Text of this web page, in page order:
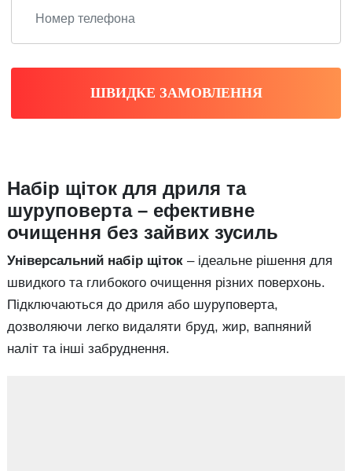
ШВИДКЕ ЗАМОВЛЕННЯ
Набір щіток для дриля та
шуруповерта – ефективне
очищення без зайвих зусиль
Універсальний набір щіток – ідеальне рішення для
швидкого та глибокого очищення різних поверхонь.
Підключаються до дриля або шуруповерта,
дозволяючи легко видаляти бруд, жир, вапняний
наліт та інші забруднення.